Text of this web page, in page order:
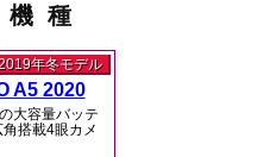
種
年冬モデル
A5 2020
大容量バッテ
角搭載4眼カメ